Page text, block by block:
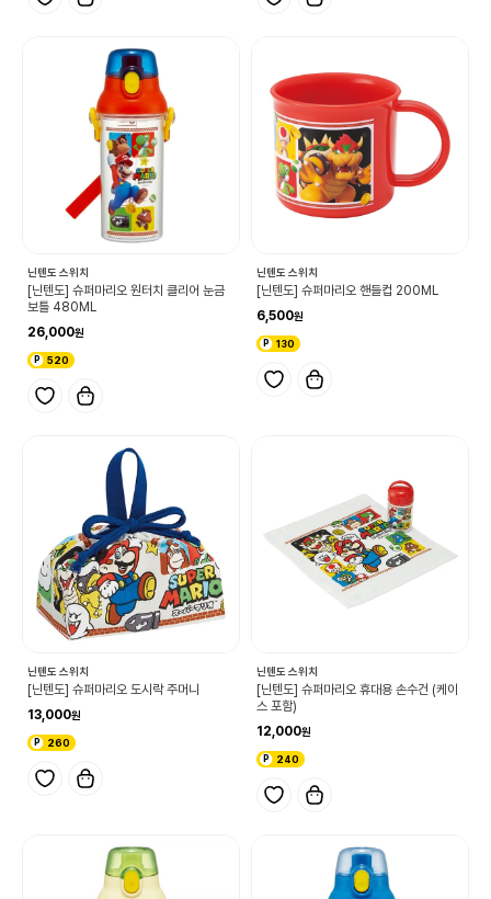
닌텐도 스위치
[닌텐도] 슈퍼마리오 원터치 클리어 눈금
보틀 480ML
26,000
520
닌텐도 스위치
[닌텐도] 슈퍼마리오 핸들컵 200ML
6,500
130
닌텐도 스위치
[닌텐도] 슈퍼마리오 도시락 주머니
13,000
260
닌텐도 스위치
[닌텐도] 슈퍼마리오 휴대용 손수건 (케이
스 포함)
12,000
240